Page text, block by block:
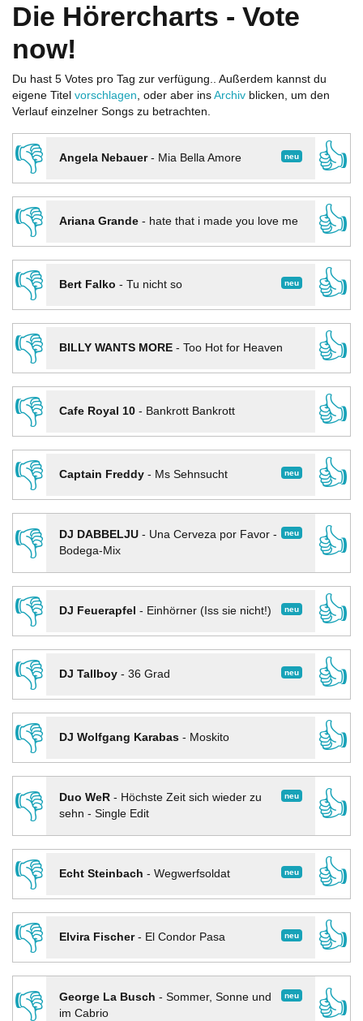
Die Hörercharts - Vote
now!
Du hast 5 Votes pro Tag zur verfügung.. Außerdem kannst du
eigene Titel vorschlagen, oder aber ins Archiv blicken, um den
Verlauf einzelner Songs zu betrachten.
👎 neu
Angela Nebauer- Mia Bella Amore
👍
👎
Ariana Grande- hate that i made you love me
👍
👎
neu
Bert Falko - Tu nicht so
👍
👎
BILLY WANTS MORE- Too Hot for Heaven
👍
👎
Cafe Royal 10- Bankrott Bankrott
👍
👎
neu
Captain Freddy- Ms Sehnsucht
👍
👎
neu
DJ DABBELJU- Una Cerveza por Favor -
Bodega-Mix
👍
👎
neu
DJ Feuerapfel - Einhörner (Iss sie nicht!)
👍
👎
neu
DJ Tallboy- 36 Grad
👍
👎
DJ Wolfgang Karabas- Moskito
👍
👎
neu
Duo WeR- Höchste Zeit sich wieder zu
sehn - Single Edit
👍
👎
neu
Echt Steinbach - Wegwerfsoldat
👍
👎
neu
Elvira Fischer- El Condor Pasa
👍
👎
neu
George La Busch - Sommer, Sonne und
im Cabrio
👍